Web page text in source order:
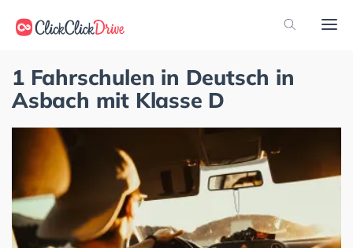
1 Fahrschulen in Deutsch in
Asbach mit Klasse D